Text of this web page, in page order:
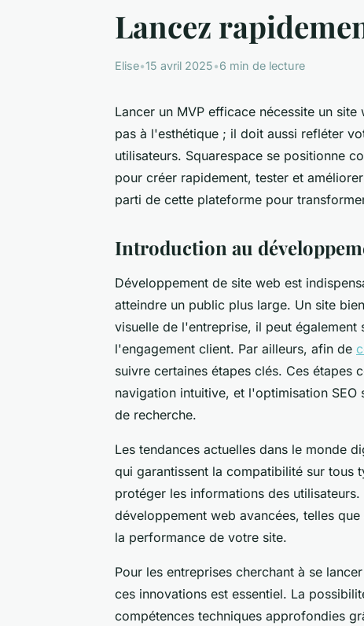
Lancez
Elise•15 avril 2025•6 min de lecture
Lancer un MVP efficace nécessite un
pas à l'esthétique ; il doit aussi refléter
utilisateurs. Squarespace se positionne
pour créer rapidement, tester et
parti de cette plateforme pour
Introduction au
Développement de site web est
atteindre un public plus large. Un site
visuelle de l'entreprise, il peut
l'engagement client. Par ailleurs, afin de
suivre certaines étapes clés. Ces étapes
navigation intuitive, et l'optimisation
de recherche.
Les tendances actuelles dans le monde
qui garantissent la compatibilité sur tous
protéger les informations des
développement web avancées, telles
la performance de votre site.
Pour les entreprises cherchant à se
ces innovations est essentiel. La
compétences techniques approfondies